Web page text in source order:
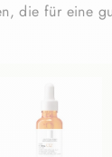
die für eine